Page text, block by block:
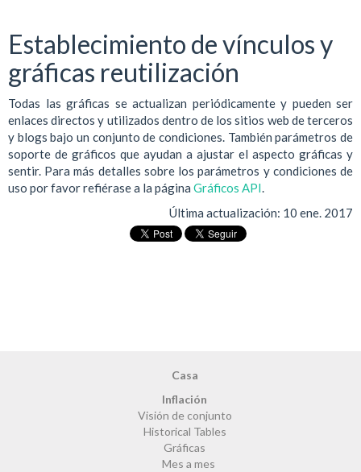
Establecimiento de vínculos y
gráficas reutilización
Todas las gráficas se actualizan periódicamente y pueden ser
enlaces directos y utilizados dentro de los sitios web de terceros
y blogs bajo un conjunto de condiciones. También parámetros de
soporte de gráficos que ayudan a ajustar el aspecto gráficas y
sentir. Para más detalles sobre los parámetros y condiciones de
uso por favor refiérase a la página Gráficos API.
Última actualización: 10 ene. 2017
Casa
Inflación
Visión de conjunto
Historical Tables
Gráficas
Mes a mes